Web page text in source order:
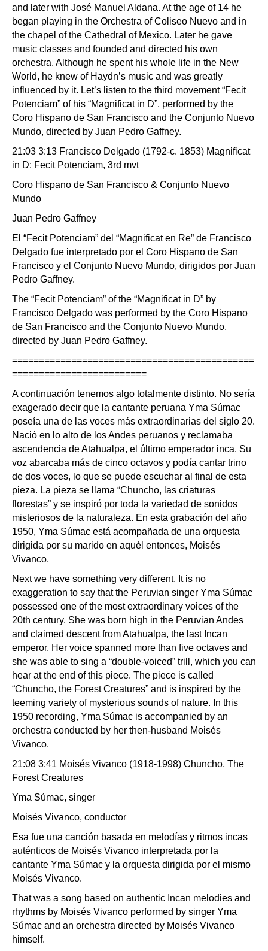
and later with José Manuel Aldana. At the age of 14 he
began playing in the Orchestra of Coliseo Nuevo and in
the chapel of the Cathedral of Mexico. Later he gave
music classes and founded and directed his own
orchestra. Although he spent his whole life in the New
World, he knew of Haydn’s music and was greatly
influenced by it. Let’s listen to the third movement “Fecit
Potenciam” of his “Magnificat in D”, performed by the
Coro Hispano de San Francisco and the Conjunto Nuevo
Mundo, directed by Juan Pedro Gaffney.
21:03 3:13 Francisco Delgado (1792-c. 1853) Magnificat
in D: Fecit Potenciam, 3rd mvt
Coro Hispano de San Francisco & Conjunto Nuevo
Mundo
Juan Pedro Gaffney
El “Fecit Potenciam” del “Magnificat en Re” de Francisco
Delgado fue interpretado por el Coro Hispano de San
Francisco y el Conjunto Nuevo Mundo, dirigidos por Juan
Pedro Gaffney.
The “Fecit Potenciam” of the “Magnificat in D” by
Francisco Delgado was performed by the Coro Hispano
de San Francisco and the Conjunto Nuevo Mundo,
directed by Juan Pedro Gaffney.
=============================================
=========================
A continuación tenemos algo totalmente distinto. No sería
exagerado decir que la cantante peruana Yma Súmac
poseía una de las voces más extraordinarias del siglo 20.
Nació en lo alto de los Andes peruanos y reclamaba
ascendencia de Atahualpa, el último emperador inca. Su
voz abarcaba más de cinco octavos y podía cantar trino
de dos voces, lo que se puede escuchar al final de esta
pieza. La pieza se llama “Chuncho, las criaturas
florestas” y se inspiró por toda la variedad de sonidos
misteriosos de la naturaleza. En esta grabación del año
1950, Yma Súmac está acompañada de una orquesta
dirigida por su marido en aquél entonces, Moisés
Vivanco.
Next we have something very different. It is no
exaggeration to say that the Peruvian singer Yma Súmac
possessed one of the most extraordinary voices of the
20th century. She was born high in the Peruvian Andes
and claimed descent from Atahualpa, the last Incan
emperor. Her voice spanned more than five octaves and
she was able to sing a “double-voiced” trill, which you can
hear at the end of this piece. The piece is called
“Chuncho, the Forest Creatures” and is inspired by the
teeming variety of mysterious sounds of nature. In this
1950 recording, Yma Súmac is accompanied by an
orchestra conducted by her then-husband Moisés
Vivanco.
21:08 3:41 Moisés Vivanco (1918-1998) Chuncho, The
Forest Creatures
Yma Súmac, singer
Moisés Vivanco, conductor
Esa fue una canción basada en melodías y ritmos incas
auténticos de Moisés Vivanco interpretada por la
cantante Yma Súmac y la orquesta dirigida por el mismo
Moisés Vivanco.
That was a song based on authentic Incan melodies and
rhythms by Moisés Vivanco performed by singer Yma
Súmac and an orchestra directed by Moisés Vivanco
himself.